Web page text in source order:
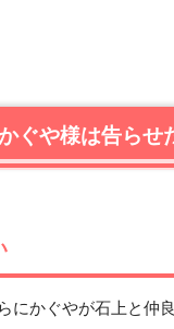
ぐや様は告ら
にかぐやが石上と仲